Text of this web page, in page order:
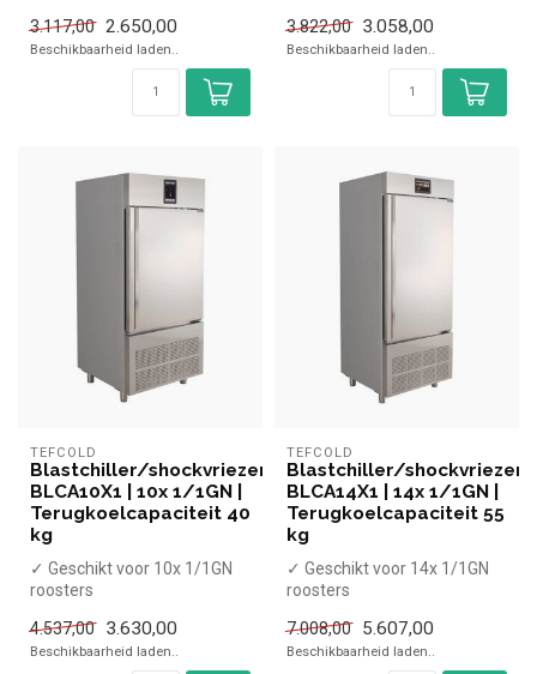
vriezen 8 kg
✓ Ko...
3.117,00 2.650,00
Beschikbaarheid laden..
vriezen 14 kg
✓ K...
3.822,00 3.058,00
Beschikbaarheid laden..
TEFCOLD
Blastchiller/shockvriezer
BLCA10X1 | 10x 1/1GN |
Terugkoelcapaciteit 40
kg
✓ Geschikt voor 10x 1/1GN
roosters
vriezen 28 kg
✓ ...
4.537,00 3.630,00
Beschikbaarheid laden..
TEFCOLD
Blastchiller/shockvriezer
BLCA14X1 | 14x 1/1GN |
Terugkoelcapaciteit 55
kg
✓ Geschikt voor 14x 1/1GN
roosters
vriezen 38 kg
✓ ...
7.008,00 5.607,00
Beschikbaarheid laden..